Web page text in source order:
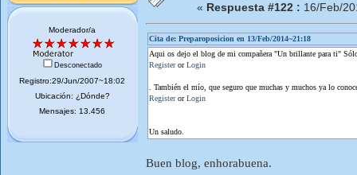
Moderador/a
Desconectado
Registro:29/Jun/2007~18:02
Ubicación: ¿Dónde?
Mensajes: 13.456
« Respuesta #122 : 16/Feb/
Cita de: Preparoposicion en 13/Feb/2014~21:18
Aqui os dejo el blog de mi compañera "Un brillante para ti"
RegisterorLogin
. También el mío, que seguro que muchas y muchos ya lo
RegisterorLogin
Un saludo.
Buen blog, enhorabuena.